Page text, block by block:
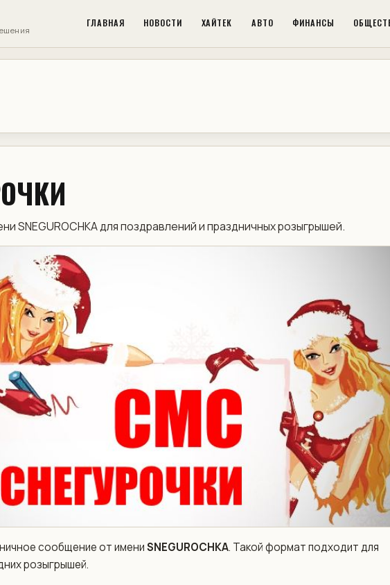
ГЛАВНАЯ НОВОСТИ ХАЙТЕК АВТО ФИНАНСЫ
SNEGUROCHKA для поздравлений и праздничных розыгрышей.
сообщение от имениSNEGUROCHKA. Такой формат подходит для
розыгрышей.